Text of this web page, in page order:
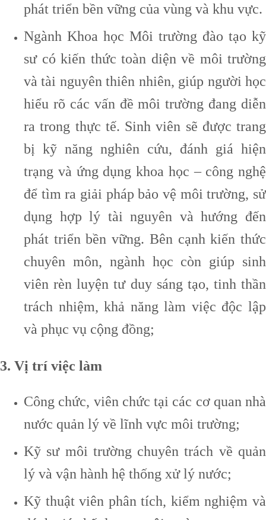
phát triển bền vững của vùng và khu vực.
Ngành Khoa học Môi trường đào tạo kỹ
sư có kiến thức toàn diện về môi trường
và tài nguyên thiên nhiên, giúp người học
hiểu rõ các vấn đề môi trường đang diễn
ra trong thực tế. Sinh viên sẽ được trang
bị kỹ năng nghiên cứu, đánh giá hiện
trạng và ứng dụng khoa học – công nghệ
để tìm ra giải pháp bảo vệ môi trường, sử
dụng hợp lý tài nguyên và hướng đến
phát triển bền vững. Bên cạnh kiến thức
chuyên môn, ngành học còn giúp sinh
viên rèn luyện tư duy sáng tạo, tinh thần
trách nhiệm, khả năng làm việc độc lập
và phục vụ cộng đồng;
3. Vị trí việc làm
Công chức, viên chức tại các cơ quan nhà
nước quản lý về lĩnh vực môi trường;
Kỹ sư môi trường chuyên trách về quản
lý và vận hành hệ thống xử lý nước;
Kỹ thuật viên phân tích, kiểm nghiệm và